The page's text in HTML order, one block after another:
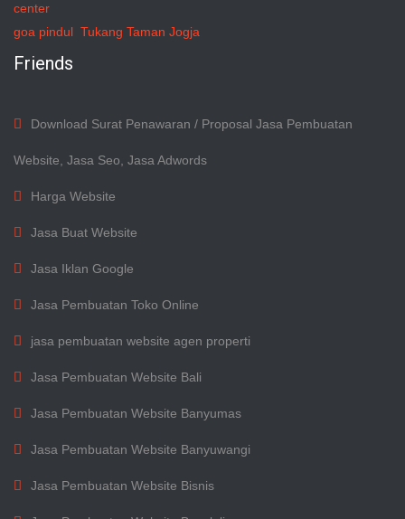
center
goa pindul Tukang Taman Jogja
Friends
Download Surat Penawaran / Proposal Jasa Pembuatan
Website, Jasa Seo, Jasa Adwords
Harga Website
Jasa Buat Website
Jasa Iklan Google
Jasa Pembuatan Toko Online
jasa pembuatan website agen properti
Jasa Pembuatan Website Bali
Jasa Pembuatan Website Banyumas
Jasa Pembuatan Website Banyuwangi
Jasa Pembuatan Website Bisnis